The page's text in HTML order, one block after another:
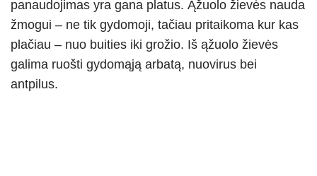
panaudojimas yra gana platus. Ąžuolo žievės nauda
žmogui – ne tik gydomoji, tačiau pritaikoma kur kas
plačiau – nuo buities iki grožio. Iš ąžuolo žievės
galima ruošti gydomąją arbatą, nuovirus bei
antpilus.